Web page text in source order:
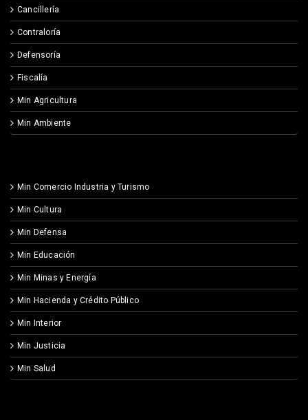
Cancillería
Contraloría
Defensoría
Fiscalía
Min Agricultura
Min Ambiente
Min Comercio Industria y Turismo
Min Cultura
Min Defensa
Min Educación
Min Minas y Energía
Min Hacienda y Crédito Público
Min Interior
Min Justicia
Min Salud